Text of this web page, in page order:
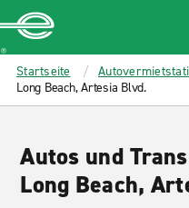
MAIN
CONTENT
Enterprise
Startseite
Long Beach, Artesia Blvd.
Autos und
Long Beach,